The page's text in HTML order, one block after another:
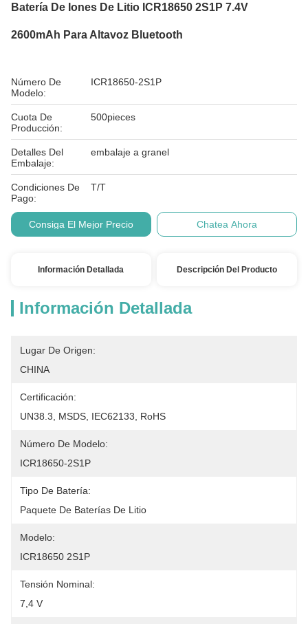
Batería De Iones De Litio ICR18650 2S1P 7.4V
2600mAh Para Altavoz Bluetooth
Número De
Modelo:
ICR18650-2S1P
Cuota De
Producción:
500pieces
Detalles Del
Embalaje:
embalaje a granel
Condiciones De
Pago:
T/T
Consiga El Mejor Precio Chatea Ahora
Información Detallada Descripción Del Producto
Información Detallada
Lugar De Origen:
CHINA
Certificación:
UN38.3, MSDS, IEC62133, RoHS
Número De Modelo:
ICR18650-2S1P
Tipo De Batería:
Paquete De Baterías De Litio
Modelo:
ICR18650 2S1P
Tensión Nominal:
7,4 V